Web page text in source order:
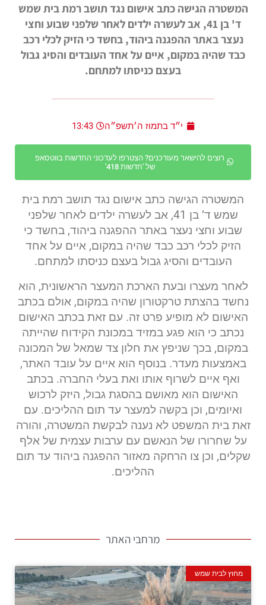
המשטרה הגישה כתב אישום נגד תושב רמת בית שמש
ד' בן 41, אב לעשרה ילדים לאחר שלפני שבוע וחצי
נעצר באתר ההפגנה ביהוד, בחשד כי הזיק לכלי רכב
כבד שהיה במקום, איים על אחד העובדים והסיג גבול
בעצם כניסתו למתחם.
י״ד בתמוז ה׳תשפ״ה 13:43
רוצים להישאר מעודכנים? הצטרפו לעדכוני החדשות בווטסאפ
של 'חדשות 418'
המשטרה הגישה כתב אישום נגד תושב רמת בית
שמש ד’ בן 41, אב לעשרה ילדים לאחר שלפני
שבוע וחצי נעצר באתר ההפגנה ביהוד, בחשד כי
הזיק לכלי רכב כבד שהיה במקום, איים על אחד
העובדים והסיג גבול בעצם כניסתו למתחם.
לאחר מעצרו ובעת הארכת המעצר הראשונית, הוא
נחשד בהצתת טרקטורון שהיה במקום, אולם בכתב
האישום לא מופיע פרט זה. עם זאת בכתב האישום
נכתב כי הוא פגע במזיד במכונת הקידוח שהייתה
במקום, בכך שניפץ את חלון צד שמאל של המכונה
באמצעות מעדר. בנוסף הוא איים על עובד האתר,
ואף איים לשרוף אותו ואת בעלי החברה. בכתב
האישום הוא מאושם בהסגת גבול, היזק לרכוש
ואיומים, וכן בקשה למעצר עד תום ההליכים. עם
זאת בית המשפט לא נענה לבקשת המשטרה, והורה
על שחרורו של הנאשם עם ערבות עצמית של אלף
שקלים, וכן צו הרחקה מאזור ההפגנה ביהוד עד תום
ההליכים.
מרחבי האתר
מחוץ לבית שמש